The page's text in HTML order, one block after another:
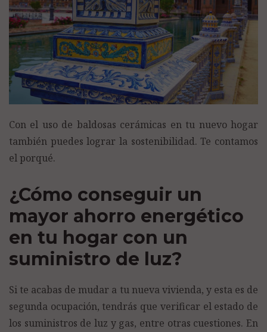
Con el uso de baldosas cerámicas en tu nuevo hogar
también puedes lograr la sostenibilidad. Te contamos
el porqué.
¿Cómo conseguir un
mayor ahorro energético
en tu hogar con un
suministro de luz?
Si te acabas de mudar a tu nueva vivienda, y esta es de
segunda ocupación, tendrás que verificar el estado de
los suministros de luz y gas, entre otras cuestiones. En